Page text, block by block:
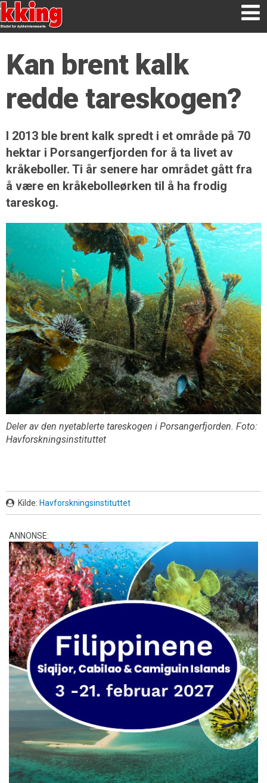
Kan brent kalk
redde tareskogen?
I 2013 ble brent kalk spredt i et område på 70
hektar i Porsangerfjorden for å ta livet av
kråkeboller. Ti år senere har området gått fra
å være en kråkebolleørken til å ha frodig
tareskog.
Deler av den nyetablerte tareskogen i Porsangerfjorden. Foto:
Havforskningsinstituttet
Kilde: Havforskningsinstituttet
ANNONSE: